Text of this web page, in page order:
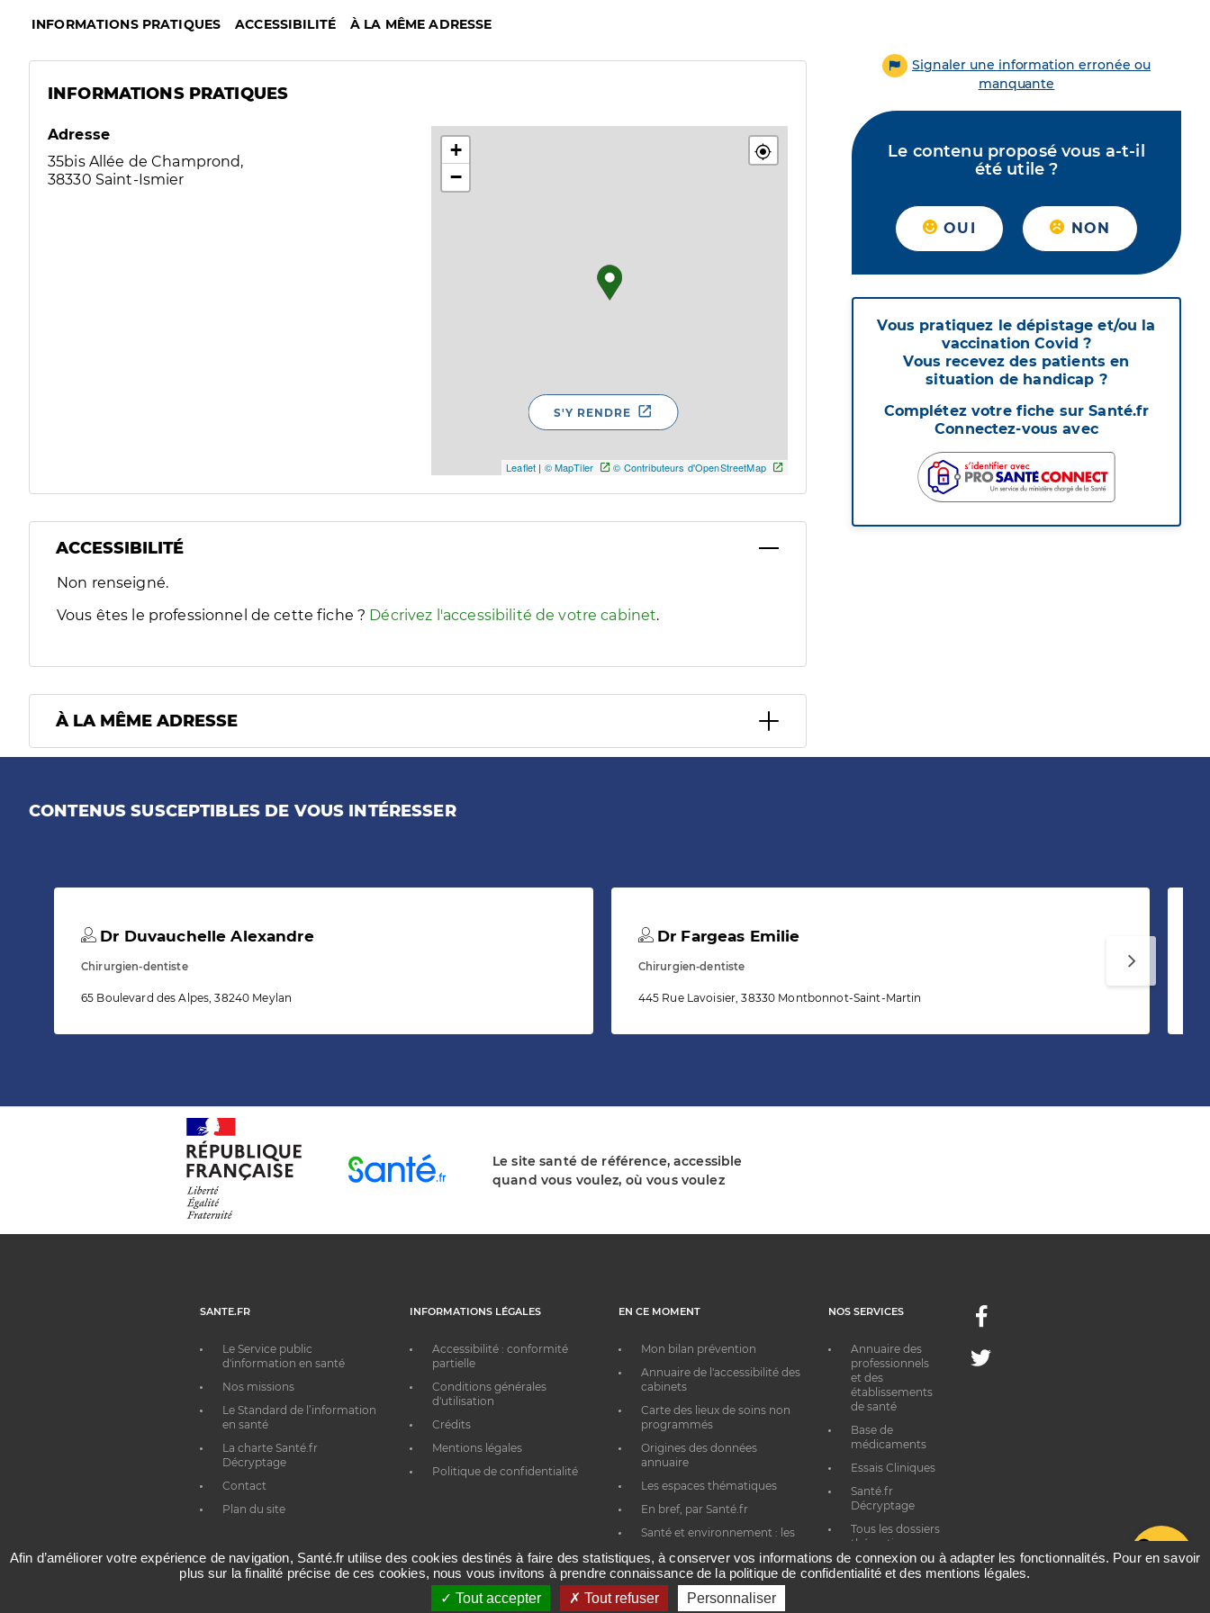
INFORMATIONS PRATIQUES ACCESSIBILITÉ À LA MÊME ADRESSE
INFORMATIONS PRATIQUES
Adresse
35bis Allée de Champrond,
38330 Saint-Ismier
+
−
Leaflet | © MapTiler © Contributeurs d'OpenStreetMap
S'Y RENDRE
ACCESSIBILITÉ
Filtres
Sélectionnez un ou plusieurs handicaps/besoins spécifiques pour afficher les informations d'accessibilité associées
Non renseigné.
Vous êtes le professionnel de cette fiche ? Décrivez l'accessibilité de votre cabinet.
À LA MÊME ADRESSE
Signaler une information erronée ou
manquante
Le contenu proposé vous a-t-il
été utile ?
OUI NON
Vous pratiquez le dépistage et/ou la
vaccination Covid ?
Vous recevez des patients en
situation de handicap ?
Complétez votre fiche sur Santé.fr
Connectez-vous avec
CONTENUS SUSCEPTIBLES DE VOUS INTÉRESSER
Dr Duvauchelle Alexandre
Chirurgien-dentiste
65 Boulevard des Alpes, 38240 Meylan
Dr Fargeas Emilie
Chirurgien-dentiste
445 Rue Lavoisier, 38330 Montbonnot-Saint-Martin
Le site santé de référence, accessible
quand vous voulez, où vous voulez
SANTE.FR
Le Service public
d'information en santé
Nos missions
Le Standard de l’information
en santé
La charte Santé.fr
Décryptage
Contact
Plan du site
INFORMATIONS LÉGALES
Accessibilité : conformité
partielle
Conditions générales
d'utilisation
Crédits
Mentions légales
Politique de confidentialité
EN CE MOMENT
Mon bilan prévention
Annuaire de l'accessibilité des
cabinets
Carte des lieux de soins non
programmés
Origines des données
annuaire
Les espaces thématiques
En bref, par Santé.fr
Santé et environnement : les
NOS SERVICES
Annuaire des
professionnels
et des
établissements
de santé
Base de
médicaments
Essais Cliniques
Santé.fr
Décryptage
Tous les dossiers
thématiques
Facebook
Twitter
Afin d’améliorer votre expérience de navigation, Santé.fr utilise des cookies destinés à faire des statistiques, à conserver vos informations de connexion ou à adapter les fonctionnalités. Pour en savoir
plus sur la finalité précise de ces cookies, nous vous invitons à prendre connaissance de la politique de confidentialité et des mentions légales.
Tout accepter
Tout refuser Personnaliser